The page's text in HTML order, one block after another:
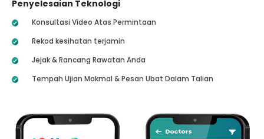
Penyelesaian Teknologi
Konsultasi Video Atas Permintaan
Rekod kesihatan terjamin
Jejak & Rancang Rawatan Anda
Tempah Ujian Makmal & Pesan Ubat Dalam Talian